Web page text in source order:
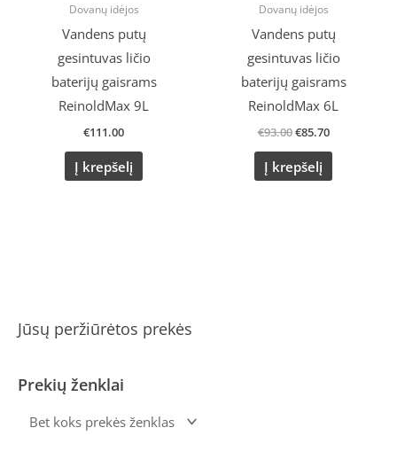
Jūsų peržiūrėtos prekės
Prekių ženklai
Dovanų idėjos
Vandens putų
gesintuvas ličio
baterijų gaisrams
ReinoldMax 9L
€111.00
Į krepšelį
Dovanų idėjos
Vandens putų
gesintuvas ličio
baterijų gaisrams
ReinoldMax 6L
€93.00€85.70
Į krepšelį